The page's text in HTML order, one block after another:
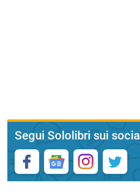
Segui Sololibri sui social